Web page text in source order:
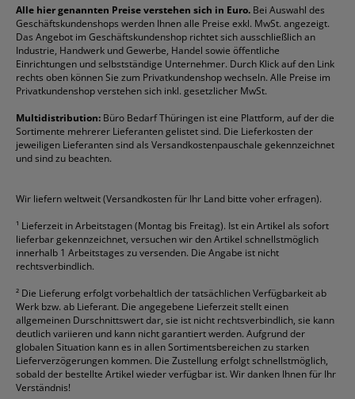
Reklamation / Retouren
Vertrag widerrufen (Privatkunden)
Rabatte & Aktionen
Briefumschläge
Druckerpatronen
Etiketten
Fineliner
Folienschreiber
Formulare
Gelschreiber
Geschäftsbücher
Klemmmappen
Kopierpapier
Korrekturmittel
Kugelschreiber
Mappen
Ordner
Packband
Permanentmarker
Taschenrechner
Textmarker
Tintenroller
Tintenpatronen
Toilettenpapier
Toner
Versandmaterial
Versandtaschen
Durable
DYMO
Edding
Esselte
Faber-Castell
Fellowes
Franken
Fripa
HP
Pentel
Pelikan
Pilot
Pritt
Schneider
Stabilo
Staedtler
alle Marken anzeigen
Alle hier genannten Preise verstehen sich in Euro. Bei Auswahl des
Geschäftskundenshops werden Ihnen alle Preise exkl. MwSt. angezeigt.
Das Angebot im Geschäftskundenshop richtet sich ausschließlich an
Industrie, Handwerk und Gewerbe, Handel sowie öffentliche
Einrichtungen und selbstständige Unternehmer. Durch Klick auf den Link
rechts oben können Sie zum Privatkundenshop wechseln. Alle Preise im
Privatkundenshop verstehen sich inkl. gesetzlicher MwSt.
Multidistribution: Büro Bedarf Thüringen ist eine Plattform, auf der die
Sortimente mehrerer Lieferanten gelistet sind. Die Lieferkosten der
jeweiligen Lieferanten sind als Versandkostenpauschale gekennzeichnet
und sind zu beachten.
Wir liefern weltweit (Versandkosten für Ihr Land bitte voher erfragen).
¹ Lieferzeit in Arbeitstagen (Montag bis Freitag). Ist ein Artikel als sofort
lieferbar gekennzeichnet, versuchen wir den Artikel schnellstmöglich
innerhalb 1 Arbeitstages zu versenden. Die Angabe ist nicht
rechtsverbindlich.
² Die Lieferung erfolgt vorbehaltlich der tatsächlichen Verfügbarkeit ab
Werk bzw. ab Lieferant. Die angegebene Lieferzeit stellt einen
allgemeinen Durschnittswert dar, sie ist nicht rechtsverbindlich, sie kann
deutlich variieren und kann nicht garantiert werden. Aufgrund der
globalen Situation kann es in allen Sortimentsbereichen zu starken
Lieferverzögerungen kommen. Die Zustellung erfolgt schnellstmöglich,
sobald der bestellte Artikel wieder verfügbar ist. Wir danken Ihnen für Ihr
Verständnis!